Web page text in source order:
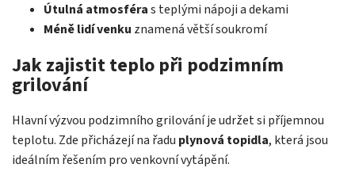
Útulná atmosféras teplými nápoji a dekami
Méně lidí venku znamená větší soukromí
Jak zajistit teplo při podzimním
grilování
Hlavní výzvou podzimního grilování je udržet si příjemnou
teplotu. Zde přicházejí na řadu plynová topidla, která jsou
ideálním řešením pro venkovní vytápění.